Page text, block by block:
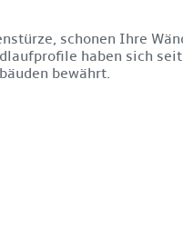
schonen Ihre
haben sich
bewährt.